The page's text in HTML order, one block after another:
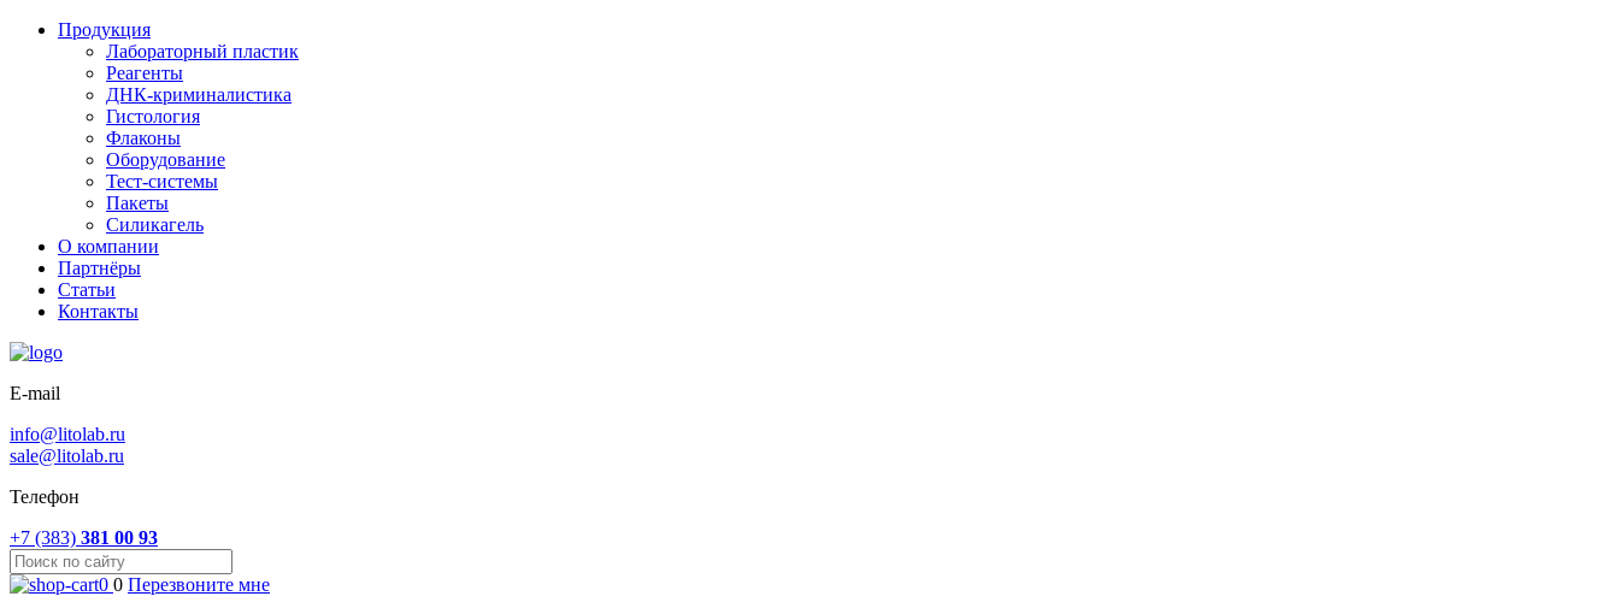
Продукция
Лабораторный пластик
Реагенты
ДНК-криминалистика
Гистология
Флаконы
Оборудование
Тест-системы
Пакеты
Силикагель
О компании
Партнёры
Статьи
Контакты
E-mail
info@litolab.ru
sale@litolab.ru
Телефон
+7 (383) 381 00 93
0 0 Перезвоните мне